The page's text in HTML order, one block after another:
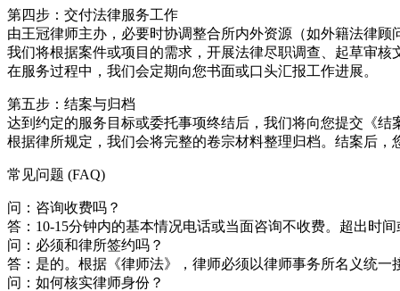
第四步：交付法律服务工作
由王冠律师主办，必要时协调整合所内外资源（如外籍法律顾
我们将根据案件或项目的需求，开展法律尽职调查、起草审核
在服务过程中，我们会定期向您书面或口头汇报工作进展。
第五步：结案与归档
达到约定的服务目标或委托事项终结后，我们将向您提交《结
根据律所规定，我们会将完整的卷宗材料整理归档。结案后
常见问题 (FAQ)
问：咨询收费吗？
答：10-15分钟内的基本情况电话或当面咨询不收费。超出时
问：必须和律所签约吗？
答：是的。根据《律师法》，律师必须以律师事务所名义统一
问：如何核实律师身份？